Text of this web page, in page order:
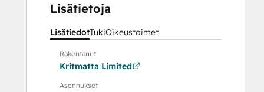
Lisätietoja
LisätiedotTukiOikeustoimet
Rakentanut
Kritmatta Limited
Asennukset